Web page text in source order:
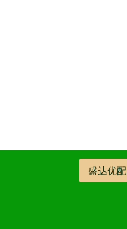
盛达优配